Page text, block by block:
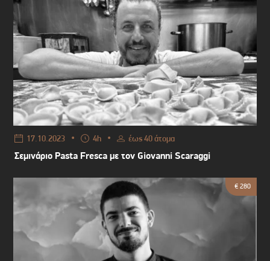
17.10.2023 • 4h • έως 40 άτομα
Σεμινάριο Pasta Fresca με τον Giovanni Scaraggi
€ 280